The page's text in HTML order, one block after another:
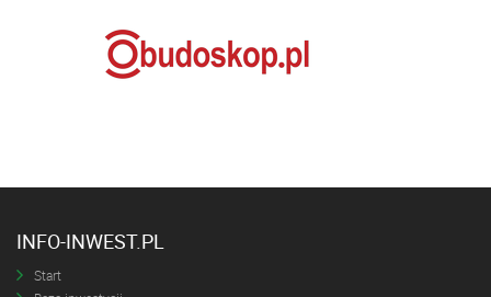
INFO-INWEST.PL
Start